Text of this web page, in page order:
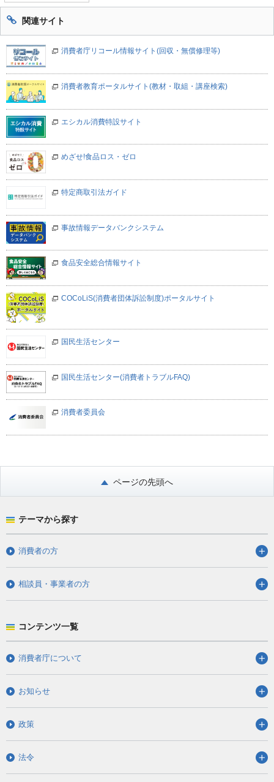
関連サイト
消費者庁リコール情報サイト(回収・無償修理等)
消費者教育ポータルサイト(教材・取組・講座検索)
エシカル消費特設サイト
めざせ!食品ロス・ゼロ
特定商取引法ガイド
事故情報データバンクシステム
食品安全総合情報サイト
COCoLiS(消費者団体訴訟制度)ポータルサイト
国民生活センター
国民生活センター(消費者トラブルFAQ)
消費者委員会
ページの先頭へ
テーマから探す
消費者の方
相談員・事業者の方
コンテンツ一覧
消費者庁について
お知らせ
政策
法令